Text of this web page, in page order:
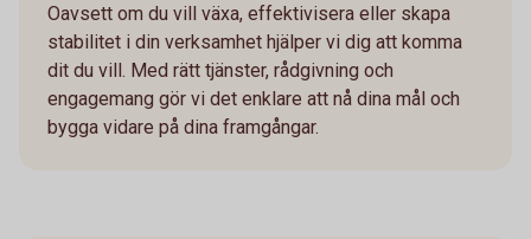
Oavsett om du vill växa, effektivisera eller skapa
stabilitet i din verksamhet hjälper vi dig att komma
dit du vill. Med rätt tjänster, rådgivning och
engagemang gör vi det enklare att nå dina mål och
bygga vidare på dina framgångar.